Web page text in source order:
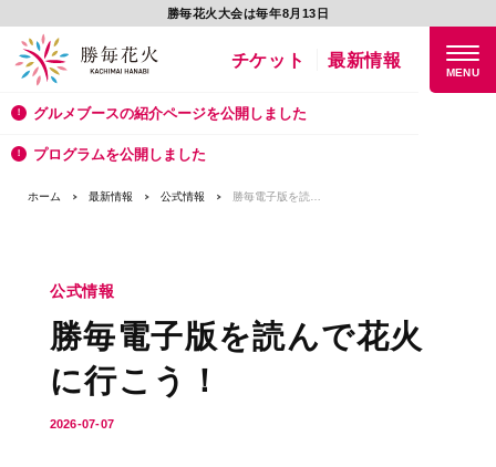
勝毎花火大会は毎年8月13日
チケット 最新情報
グルメブースの紹介ページを公開しました
プログラムを公開しました
ホーム 最新情報 公式情報
公式情報
勝毎電子版を読んで花火
に行こう！
2026-07-07